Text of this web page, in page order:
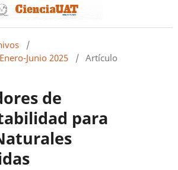
/
Junio 2025
/ Artículo
de
para